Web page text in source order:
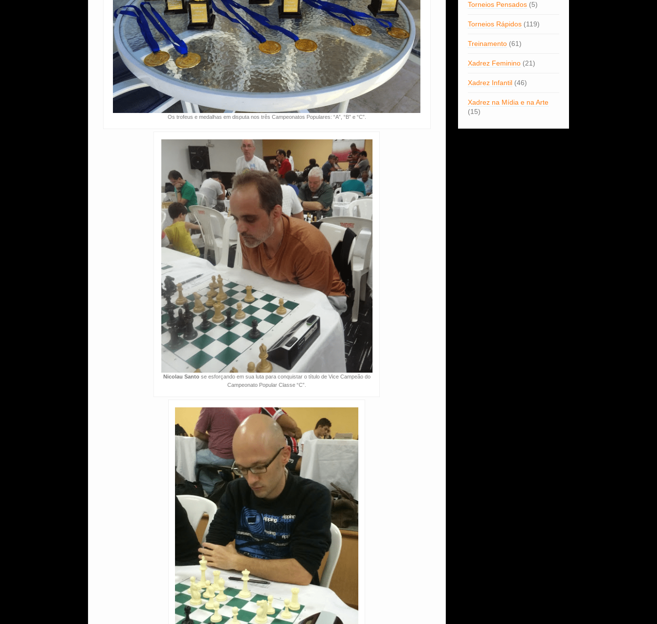
Os trofeus e medalhas em disputa nos três Campeonatos Populares: “A”, “B” e “C”.
Nicolau Santo se esforçando em sua luta para conquistar o título de Vice Campeão do
Campeonato Popular Classe “C”.
Torneios Pensados(5)
Torneios Rápidos(119)
Treinamento(61)
Xadrez Feminino(21)
Xadrez Infantil(46)
Xadrez na Mídia e na Arte
(15)